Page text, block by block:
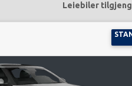
Leiebiler